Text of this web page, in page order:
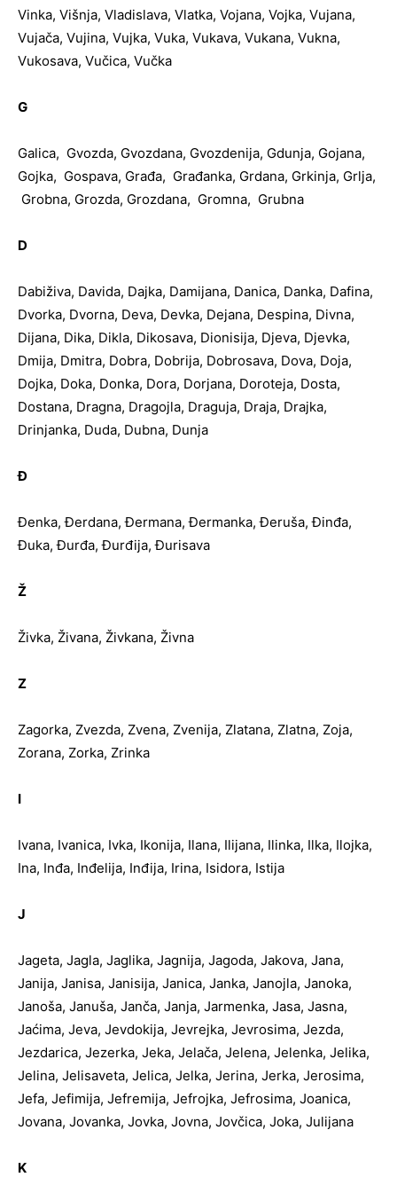
Vinka, Višnja, Vladislava, Vlatka, Vojana, Vojka, Vujana,
Vujača, Vujina, Vujka, Vuka, Vukava, Vukana, Vukna,
Vukosava, Vučica, Vučka
G
Galica, Gvozda, Gvozdana, Gvozdenija, Gdunja, Gojana,
Gojka, Gospava, Građa, Građanka, Grdana, Grkinja, Grlja,
Grobna, Grozda, Grozdana, Gromna, Grubna
D
Dabiživa, Davida, Dajka, Damijana, Danica, Danka, Dafina,
Dvorka, Dvorna, Deva, Devka, Dejana, Despina, Divna,
Dijana, Dika, Dikla, Dikosava, Dionisija, Djeva, Djevka,
Dmija, Dmitra, Dobra, Dobrija, Dobrosava, Dova, Doja,
Dojka, Doka, Donka, Dora, Dorjana, Doroteja, Dosta,
Dostana, Dragna, Dragojla, Draguja, Draja, Drajka,
Drinjanka, Duda, Dubna, Dunja
Đ
Đenka, Đerdana, Đermana, Đermanka, Đeruša, Đinđa,
Đuka, Đurđa, Đurđija, Đurisava
Ž
Živka, Živana, Živkana, Živna
Z
Zagorka, Zvezda, Zvena, Zvenija, Zlatana, Zlatna, Zoja,
Zorana, Zorka, Zrinka
I
Ivana, Ivanica, Ivka, Ikonija, Ilana, Ilijana, Ilinka, Ilka, Ilojka,
Ina, Inđa, Inđelija, Inđija, Irina, Isidora, Istija
J
Jageta, Jagla, Jaglika, Jagnija, Jagoda, Jakova, Jana,
Janija, Janisa, Janisija, Janica, Janka, Janojla, Janoka,
Janoša, Januša, Janča, Janja, Jarmenka, Jasa, Jasna,
Jaćima, Jeva, Jevdokija, Jevrejka, Jevrosima, Jezda,
Jezdarica, Jezerka, Jeka, Jelača, Jelena, Jelenka, Jelika,
Jelina, Jelisaveta, Jelica, Jelka, Jerina, Jerka, Jerosima,
Jefa, Jefimija, Jefremija, Jefrojka, Jefrosima, Joanica,
Jovana, Jovanka, Jovka, Jovna, Jovčica, Joka, Julijana
K